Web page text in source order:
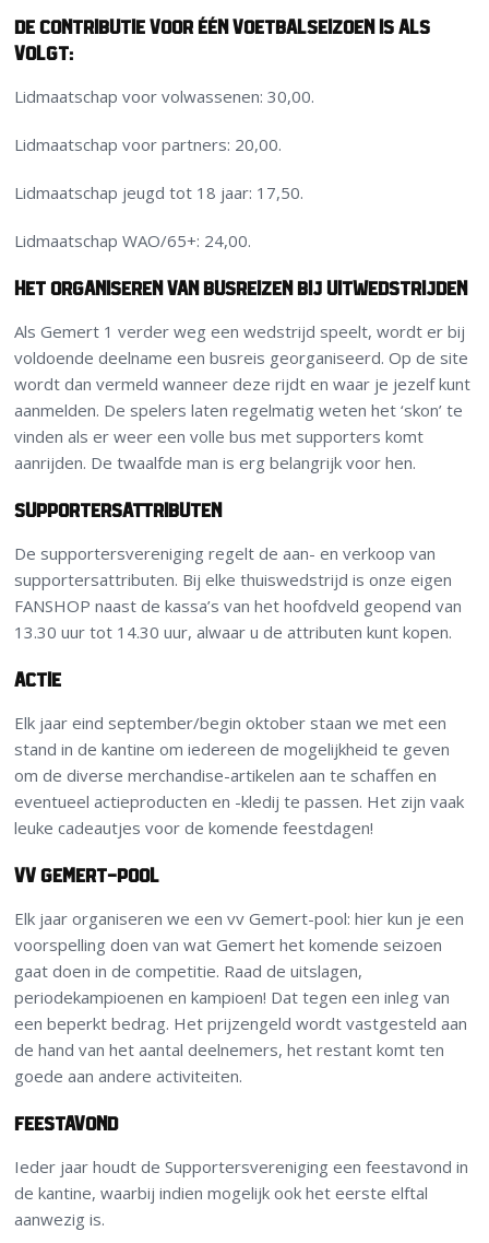
De contributie voor één voetbalseizoen is als
volgt:
Lidmaatschap voor volwassenen: 30,00.
Lidmaatschap voor partners: 20,00.
Lidmaatschap jeugd tot 18 jaar: 17,50.
Lidmaatschap WAO/65+: 24,00.
Het organiseren van busreizen bij uitwedstrijden
Als Gemert 1 verder weg een wedstrijd speelt, wordt er bij
voldoende deelname een busreis georganiseerd. Op de site
wordt dan vermeld wanneer deze rijdt en waar je jezelf kunt
aanmelden. De spelers laten regelmatig weten het ‘skon’ te
vinden als er weer een volle bus met supporters komt
aanrijden. De twaalfde man is erg belangrijk voor hen.
Supportersattributen
De supportersvereniging regelt de aan- en verkoop van
supportersattributen. Bij elke thuiswedstrijd is onze eigen
FANSHOP naast de kassa’s van het hoofdveld geopend van
13.30 uur tot 14.30 uur, alwaar u de attributen kunt kopen.
Actie
Elk jaar eind september/begin oktober staan we met een
stand in de kantine om iedereen de mogelijkheid te geven
om de diverse merchandise-artikelen aan te schaffen en
eventueel actieproducten en -kledij te passen. Het zijn vaak
leuke cadeautjes voor de komende feestdagen!
vv Gemert-pool
Elk jaar organiseren we een vv Gemert-pool: hier kun je een
voorspelling doen van wat Gemert het komende seizoen
gaat doen in de competitie. Raad de uitslagen,
periodekampioenen en kampioen! Dat tegen een inleg van
een beperkt bedrag. Het prijzengeld wordt vastgesteld aan
de hand van het aantal deelnemers, het restant komt ten
goede aan andere activiteiten.
Feestavond
Ieder jaar houdt de Supportersvereniging een feestavond in
de kantine, waarbij indien mogelijk ook het eerste elftal
aanwezig is.